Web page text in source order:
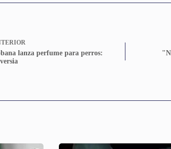
lanza perfume para perros: